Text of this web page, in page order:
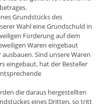
Grundstücks des
Wahl eine Grundschuld in
Forderung auf dem
Waren eingebaut
Sind unsere Waren
eingebaut, hat der Besteller
die daraus hergestellten
eines Dritten, so tritt